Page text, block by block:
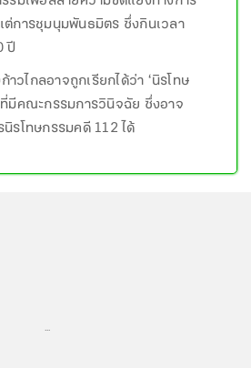
ต่การชุมนุมพันธมิตร ซึ่งกินเวลา
ปี
าวไกลอาจถูกเรียกได้ว่า ‘นิรโทษ
มีคณะกรรมการวินิจฉัย ซึ่งอาจ
รโทษกรรมคดี 112 ได้
...